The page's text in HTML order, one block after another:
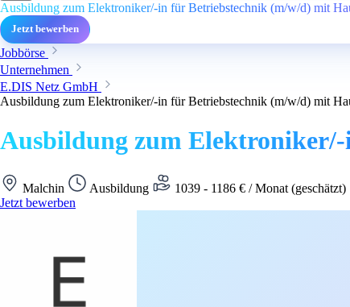
Ausbildung zum Elektroniker/-in für Betriebstechnik (m/w/d) mit
Jetzt bewerben
Jobbörse
Unternehmen
E.DIS Netz GmbH
Ausbildung zum Elektroniker/-in für Betriebstechnik (m/w/d) mit
Ausbildung zum
Malchin Ausbildung 1039 - 1186 € / Monat (geschätzt)
Jetzt bewerben